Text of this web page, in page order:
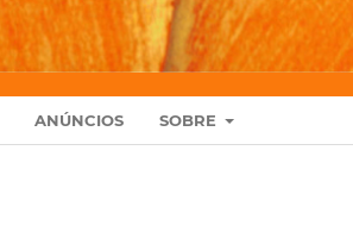
ANÚNCIOS SOBRE